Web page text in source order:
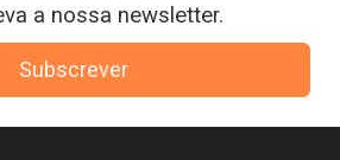
a nossa newsletter.
Subscrever